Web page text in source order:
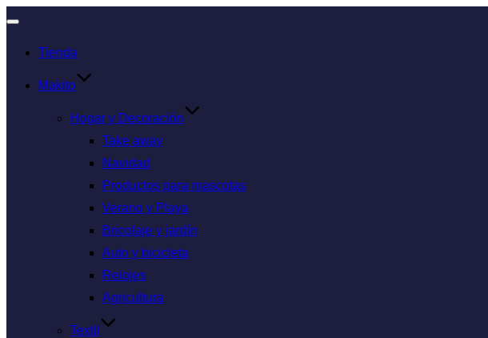
Tienda
Makito
Hogar y Decoración
Take away
Navidad
Productos para mascotas
Verano y Playa
Bricolaje y jardín
Auto y bicicleta
Relojes
Agricultura
Textil